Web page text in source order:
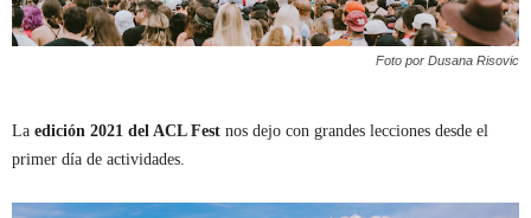
Foto por Dusana Risovic
La edición 2021 del ACL Fest nos dejo con grandes lecciones desde el
primer día de actividades.